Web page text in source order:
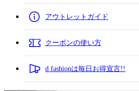
アウトレットガイド
クーポンの使い方
d fashionは毎日お得宣言!!